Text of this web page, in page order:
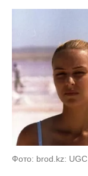
Фото: brod.kz: UGC